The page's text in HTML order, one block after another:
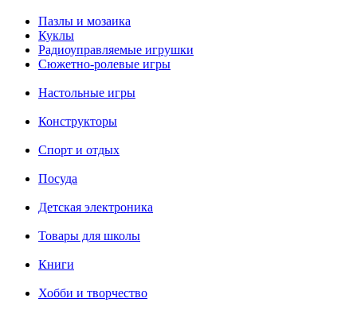
Пазлы и мозаика
Куклы
Радиоуправляемые игрушки
Сюжетно-ролевые игры
Настольные игры
Конструкторы
Спорт и отдых
Посуда
Детская электроника
Товары для школы
Книги
Хобби и творчество